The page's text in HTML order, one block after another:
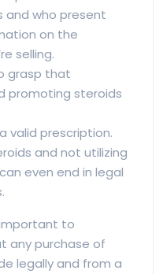
and who present
on the
selling.
grasp that
promoting steroids
valid prescription.
and not utilizing
even end in legal
important to
any purchase of
legally and from a